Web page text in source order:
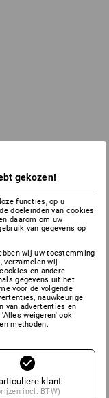
gekozen!
functies, op u
doeleinden van cookies
daarom om uw
van gegevens op
wij uw toestemming
verzamelen wij
en andere
gegevens uit het
voor de volgende
nauwkeurige
van advertenties en
weigeren' ook
methoden.
klant
incl. BTW)